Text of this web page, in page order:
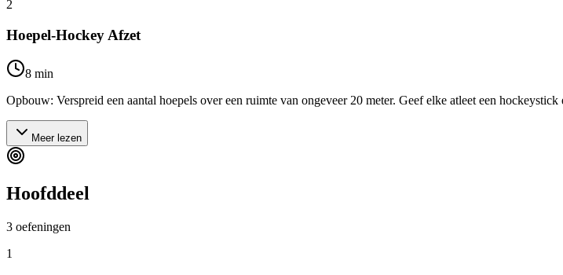
2
Hoepel-Hockey Afzet
8 min
Opbouw: Verspreid een aantal hoepels over een ruimte van ongeveer 20 meter. Geef elke atleet een
Meer lezen
Hoofddeel
3 oefeningen
1